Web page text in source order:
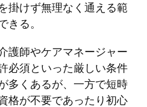
掛けず無理なく通える範
きる。
護師やケアマネージャー
必須といった厳しい条件
多くあるが、一方で短時
格が不要であったり初心